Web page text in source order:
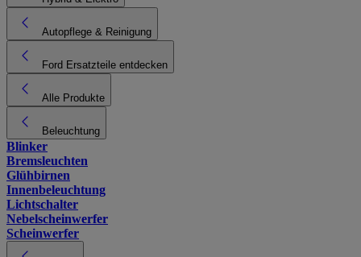
Autopflege & Reinigung
Ford Ersatzteile entdecken
Alle Produkte
Beleuchtung
Blinker
Bremsleuchten
Glühbirnen
Innenbeleuchtung
Lichtschalter
Nebelscheinwerfer
Scheinwerfer